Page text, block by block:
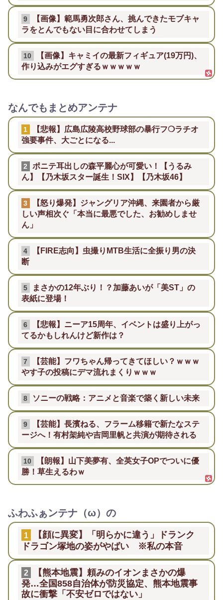
9
【画像】範馬勇次郎さん、挑んできたモブキャ
ラをとんでもない目に合わせてしまう
10
【画像】キャミイの最新フィギュア(19万円)、
作り込みがエグすぎるｗｗｗｗｗ
なんでもまとめアンテナ
1
【悲報】広島広陵高校野球部の暴行フ❍ラチオ
強要事件、大ごとになる...
2
ポニテ耳出しの森平麗心が可愛い！【うるみ
ん】【乃木坂スター誕生！SIX】【乃木坂46】
3
【怒り爆発】ジャングリア沖縄、来園者から厳
しい声相次ぐ「本当に最悪でした、お勧めしませ
ん」
4
【FIRE志向】虫撮りMTB生活に全振り男の決
断
5
まさかの12年ぶり！？加藤あいが「美ST」の
表紙に登場！
6
【悲報】ニーア15周年、イベントは盛り上がっ
てるかもしれんけど新作は？
7
【芸能】フワちゃん帰ってきてほしい？ｗｗｗ
やす子の投稿にデマ流れまくりｗｗｗ
8 ソニーの戦略：アニメと音楽で築く新しい未来
9
【芸能】長濱ねる、フラーム移籍で新たなステ
ージへ！有村架純や吉岡里帆と共演が期待される
10
【朗報】山下美夢有、全英女子OPでついに優
勝！草生えるわｗ
ふわふぁンテナ（ω）の
1
【顔に異変】「明らかに違う」ドランク
ドラゴン塚地の姿がやばい ※私の本音
2
【熊本地震】頼みのイオンまさかの爆
発…全国858自治体が防災協定、熊本地震事
故に衝撃「不安ゼロではない」